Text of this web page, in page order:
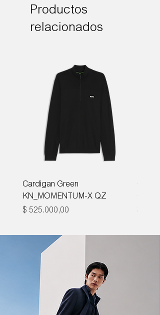
Productos
relacionados
Cardigan Green
KN_MOMENTUM-X QZ
Precio
$ 525.000,00
Precio
$